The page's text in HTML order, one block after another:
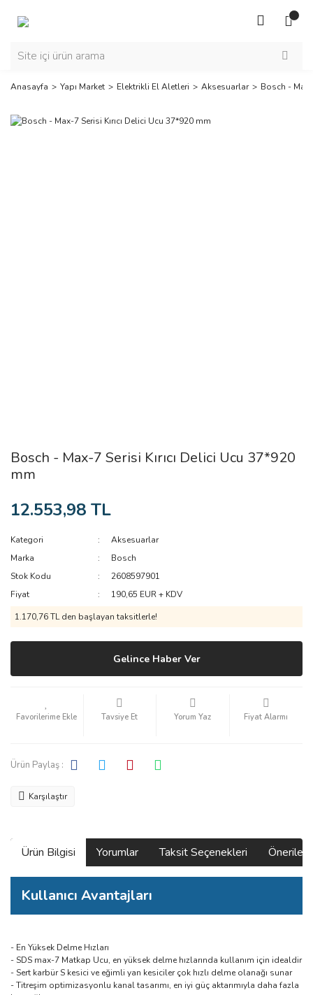
Anasayfa Yapı Market Elektrikli El Aletleri Aksesuarlar Bosch - Max-
Bosch - Max-7 Serisi Kırıcı Delici Ucu 37*920
mm
12.553,98 TL
Kategori
Aksesuarlar
Marka
Bosch
Stok Kodu
2608597901
Fiyat
190,65 EUR + KDV
1.170,76 TL den başlayan taksitlerle!
Gelince Haber Ver
Tavsiye Et Yorum Yaz Fiyat Alarmı
Ürün Paylaş :
Karşılaştır
Ürün Bilgisi Yorumlar Taksit Seçenekleri
Kullanıcı Avantajları
- En Yüksek Delme Hızları
- SDS max-7 Matkap Ucu, en yüksek delme hızlarında kullanım için idealdir
- Sert karbür S kesici ve eğimli yan kesiciler çok hızlı delme olanağı sunar
- Titreşim optimizasyonlu kanal tasarımı, en iyi güç aktarımıyla daha fazla